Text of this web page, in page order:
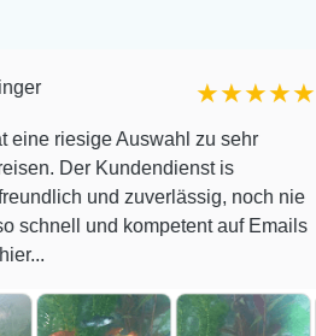
★★★★★
Auswahl zu sehr
is
zuverlässig, noch nie
kompetent auf Emails